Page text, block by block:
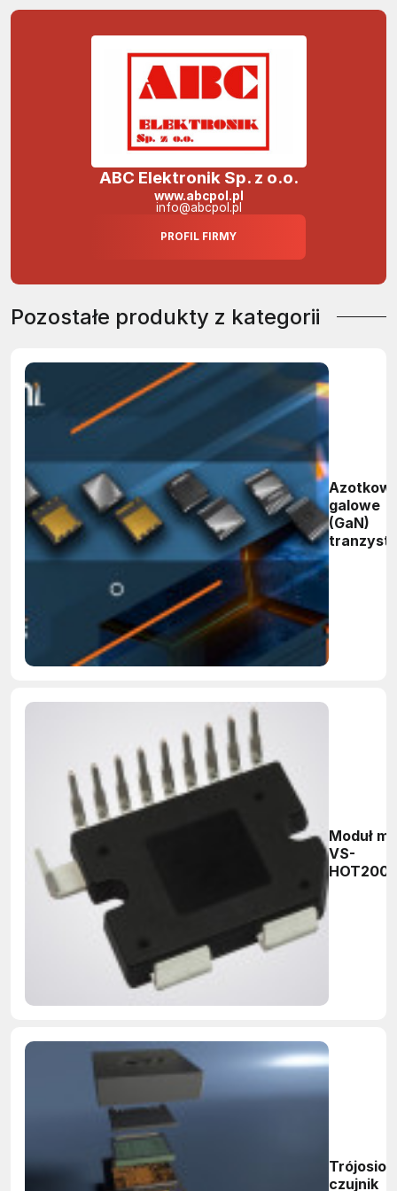
ABC Elektronik Sp. z o.o.
www.abcpol.pl
info@abcpol.pl
PROFIL FIRMY
Pozostałe produkty z kategorii
galowe
(GaN)
Moduł
VS-
czujnik